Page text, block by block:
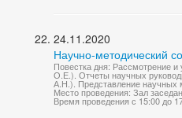
24.11.2020
Научно-методический
Повестка дня: Рассмотрение
О.Е.). Отчеты научных
А.Н.). Представление научных
Место проведения: Зал
Время проведения с 15:00 до